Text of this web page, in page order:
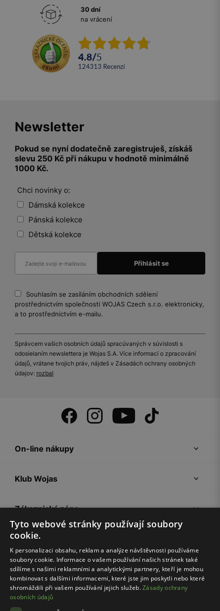
30 dní
na vrácení
4.8/5
124313 recenzí
Newsletter
Pokud se nyní dodatečně zaregistruješ, získáš
slevu 250 Kč při nákupu v hodnotě minimálně
1000 Kč.
Chci novinky o:
Dámská kolekce
Pánská kolekce
Dětská kolekce
Souhlasím se zasíláním obchodních sdělení
prostřednictvím společnosti WOJAS Czech s.r.o. elektronicky,
a to prostřednictvím e-mailu.
Správcem vašich osobních údajů spracúvaných v súvislosti s
odosielaním newslettera je Wojas S.A. Více informací o zpracování
údajů, vrátane tvojich práv, nájdeš v Zásadách ochrany osobných
údajov: rozbal
On-line nákupy
Klub Wojas
Zákaznická zóna
Společnost Wojas
Rady
Tyto webové stránky používají soubory
cookie.
K personalizaci obsahu, reklam a analýze návštěvnosti používáme
soubory cookie. Informace o vašem používání našich stránek také
sdílíme s našimi reklamními a analytickými partnery, kteří je mohou
kombinovat s dalšími informacemi, které jste jim poskytli nebo které
shromáždili při vašem používání jejich služeb.Zásady ochrany
osobních údajů